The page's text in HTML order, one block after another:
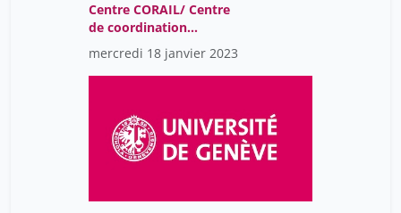
Centre CORAIL/ Centre
de coordination
interdisiplinaire et de
soins des maladies rares
et complexes de l'enfant
mercredi 18 janvier 2023